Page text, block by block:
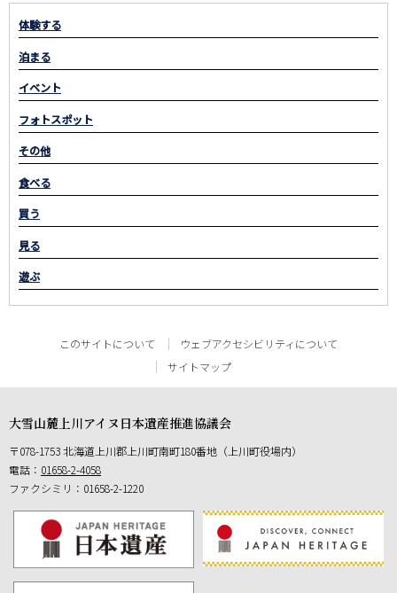
体験する
泊まる
イベント
フォトスポット
その他
食べる
買う
見る
遊ぶ
このサイトについて
ウェブアクセシビリティについて
サイトマップ
大雪山麓上川アイヌ日本遺産推進協議会
郵
便
番
078-1753北海道上川郡上川町南町180番地（上川町役場内）
電話： 01658-2-4058
ファクシミリ：01658-2-1220